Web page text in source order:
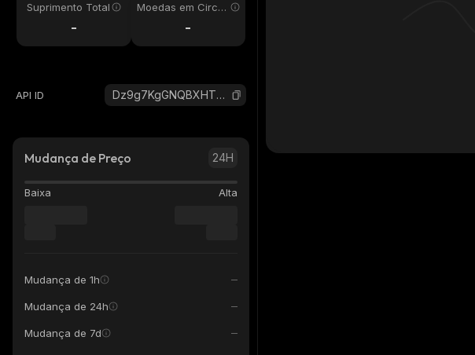
Suprimento Total
-
Moedas em Circul
-
API ID Dz9g7KgGNQBXHTZ2sn58PXPvjN9SYY47h74oz1aF3Msm_solana
Mudança de Preço 24H
Baixa Alta
Mudança de 1h
Mudança de 24h
Mudança de 7d